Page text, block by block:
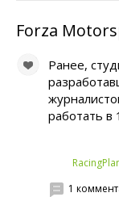
Forza
Ранее,
работать в
1